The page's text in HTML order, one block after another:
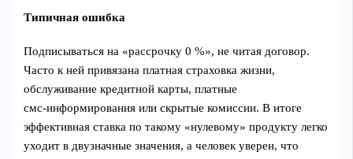
Типичная ошибка
Подписываться на «рассрочку 0 %», не читая договор.
Часто к ней привязана платная страховка жизни,
обслуживание кредитной карты, платные
смс‑информирования или скрытые комиссии. В итоге
эффективная ставка по такому «нулевому» продукту легко
уходит в двузначные значения, а человек уверен, что